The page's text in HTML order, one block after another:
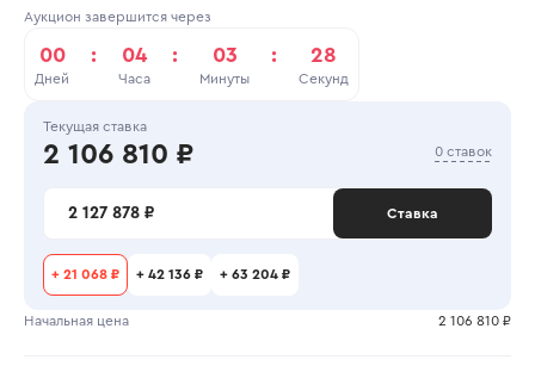
Аукцион завершится через
00
Дней
: 04
Часа
: 03
Минуты
: 28
Секунд
Текущая ставка
2 106 810 ₽ 0 ставок
2 127 878 ₽ Ставка
+ 21 068 ₽ + 42 136 ₽ + 63 204 ₽
Начальная цена 2 106 810 ₽